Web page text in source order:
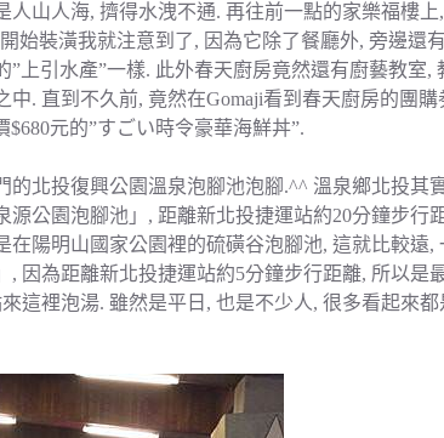
山人海, 擠得水洩不通. 再往前一點的家樂福樓上
始裝潢我就注意到了, 因為它除了餐廳外, 旁邊還
上引水產”一樣. 此外春天廚房竟然還有廚藝教室,
. 直到不久前, 竟然在Gomaji看到春天廚房的團購
元的”すごい時令豪華海鮮丼”.
北投復興公園溫泉泡腳池泡腳.^^ 溫泉鄉北投其
公園泡腳池」, 距離新北投捷運站約20分鐘步行
陽明山國家公園裡的硫磺谷泡腳池, 這就比較遠,
因為距離新北投捷運站約5分鐘步行距離, 所以是
這裡泡湯. 雖然是平日, 也是不少人, 很多看起來